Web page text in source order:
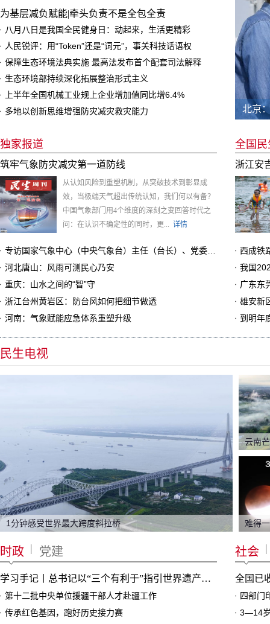
为基层减负赋能|牵头负责不是全包全责
八月八日是我国全民健身日：动起来，生活更精彩
人民锐评：用“Token”还是“词元”，事关科技话语权
保障生态环境法典实施 最高法发布首个配套司法解释
生态环境部持续深化拓展整治形式主义
上半年全国机械工业规上企业增加值同比增6.4%
多地以创新思维增强防灾减灾救灾能力
北京
独家报道
筑牢气象防灾减灾第一道防线
从认知风险到重塑机制，从突破技术到彰显成
效，当极端天气超出传统认知，我们何以有备？
中国气象部门用4个维度的深刻之变回答时代之
问：在认识不确定性的同时，更... 详情
河北唐山：风雨可测民心乃安
重庆：山水之间的“智”守
浙江台州黄岩区：防台风如何把细节做透
河南：气象赋能应急体系重塑升级
全国
浙江安
西成铁
我国
广东东
雄安新
到明年
民生电视
1分钟感受世界最大跨度斜拉桥
时政 | 党建
学习手记丨总书记以“三个有利于”指引世界遗产申报保护
第十二批中央单位援疆干部人才赴疆工作
传承红色基因，跑好历史接力赛
社会 |
全国已
四部门
3—14岁